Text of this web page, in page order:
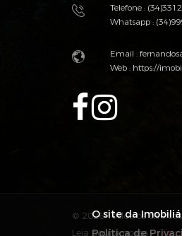
Telefone :
Whatsapp :
Email :
Web : https://
© 2026 Todos os
Leia aqui a nossa
O site da